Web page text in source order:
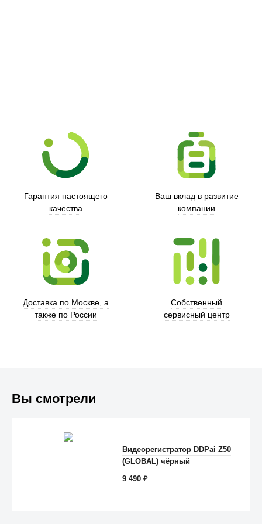
Гарантия настоящего
качества
Ваш вклад в развитие
компании
Доставка по Москве, а
также по России
Собственный
сервисный центр
Вы смотрели
Видеорегистратор DDPai Z50
(GLOBAL) чёрный
9 490₽